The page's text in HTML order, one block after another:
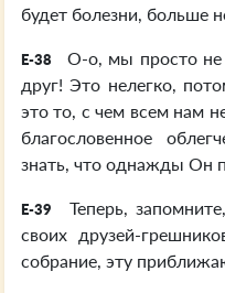
будет болезни, больше
E-38
О-о, мы просто не
друг! Это нелегко,
это то, с чем всем нам
благословенное
знать, что однажды Он
E-39
Теперь,
своих друзей-
собрание, эту